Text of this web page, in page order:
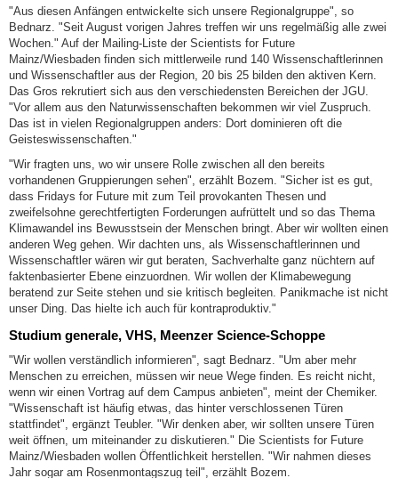
"Aus diesen Anfängen entwickelte sich unsere Regionalgruppe", so
Bednarz. "Seit August vorigen Jahres treffen wir uns regelmäßig alle zwei
Wochen." Auf der Mailing-Liste der Scientists for Future
Mainz/Wiesbaden finden sich mittlerweile rund 140 Wissenschaftlerinnen
und Wissenschaftler aus der Region, 20 bis 25 bilden den aktiven Kern.
Das Gros rekrutiert sich aus den verschiedensten Bereichen der JGU.
"Vor allem aus den Naturwissenschaften bekommen wir viel Zuspruch.
Das ist in vielen Regionalgruppen anders: Dort dominieren oft die
Geisteswissenschaften."
"Wir fragten uns, wo wir unsere Rolle zwischen all den bereits
vorhandenen Gruppierungen sehen", erzählt Bozem. "Sicher ist es gut,
dass Fridays for Future mit zum Teil provokanten Thesen und
zweifelsohne gerechtfertigten Forderungen aufrüttelt und so das Thema
Klimawandel ins Bewusstsein der Menschen bringt. Aber wir wollten einen
anderen Weg gehen. Wir dachten uns, als Wissenschaftlerinnen und
Wissenschaftler wären wir gut beraten, Sachverhalte ganz nüchtern auf
faktenbasierter Ebene einzuordnen. Wir wollen der Klimabewegung
beratend zur Seite stehen und sie kritisch begleiten. Panikmache ist nicht
unser Ding. Das hielte ich auch für kontraproduktiv."
Studium generale, VHS, Meenzer Science-Schoppe
"Wir wollen verständlich informieren", sagt Bednarz. "Um aber mehr
Menschen zu erreichen, müssen wir neue Wege finden. Es reicht nicht,
wenn wir einen Vortrag auf dem Campus anbieten", meint der Chemiker.
"Wissenschaft ist häufig etwas, das hinter verschlossenen Türen
stattfindet", ergänzt Teubler. "Wir denken aber, wir sollten unsere Türen
weit öffnen, um miteinander zu diskutieren." Die Scientists for Future
Mainz/Wiesbaden wollen Öffentlichkeit herstellen. "Wir nahmen dieses
Jahr sogar am Rosenmontagszug teil", erzählt Bozem.